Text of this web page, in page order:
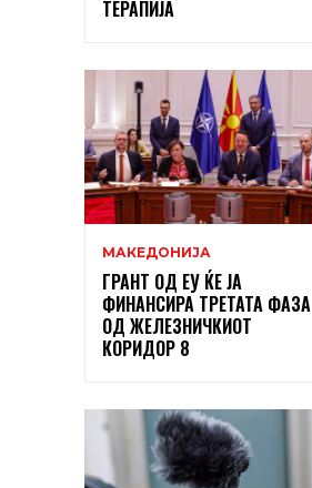
ТЕРАПИЈА
МАКЕДОНИЈА
ГРАНТ ОД ЕУ ЌЕ ЈА
ФИНАНСИРА ТРЕТАТА ФАЗА
ОД ЖЕЛЕЗНИЧКИОТ
КОРИДОР 8